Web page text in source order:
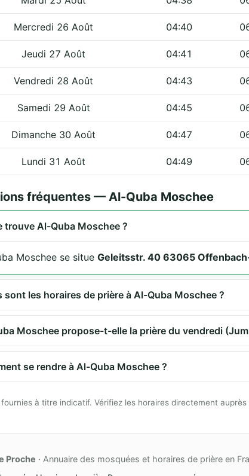
Mercredi 26 Août 04:40
Jeudi 27 Août 04:41
Vendredi 28 Août 04:43
Samedi 29 Août 04:45
Dimanche 30 Août 04:47
Lundi 31 Août 04:49
fréquentes — Al-Quba Moschee
trouve Al-Quba Moschee ?
Moschee se situe Geleitsstr. 40 63065
sont les horaires de prière à Al-Quba Moschee ?
Moschee propose-t-elle la prière du vendredi
se rendre à Al-Quba Moschee ?
fournies à titre indicatif. Vérifiez les horaires directement
Proche · Annuaire des mosquées et horaires de prière en